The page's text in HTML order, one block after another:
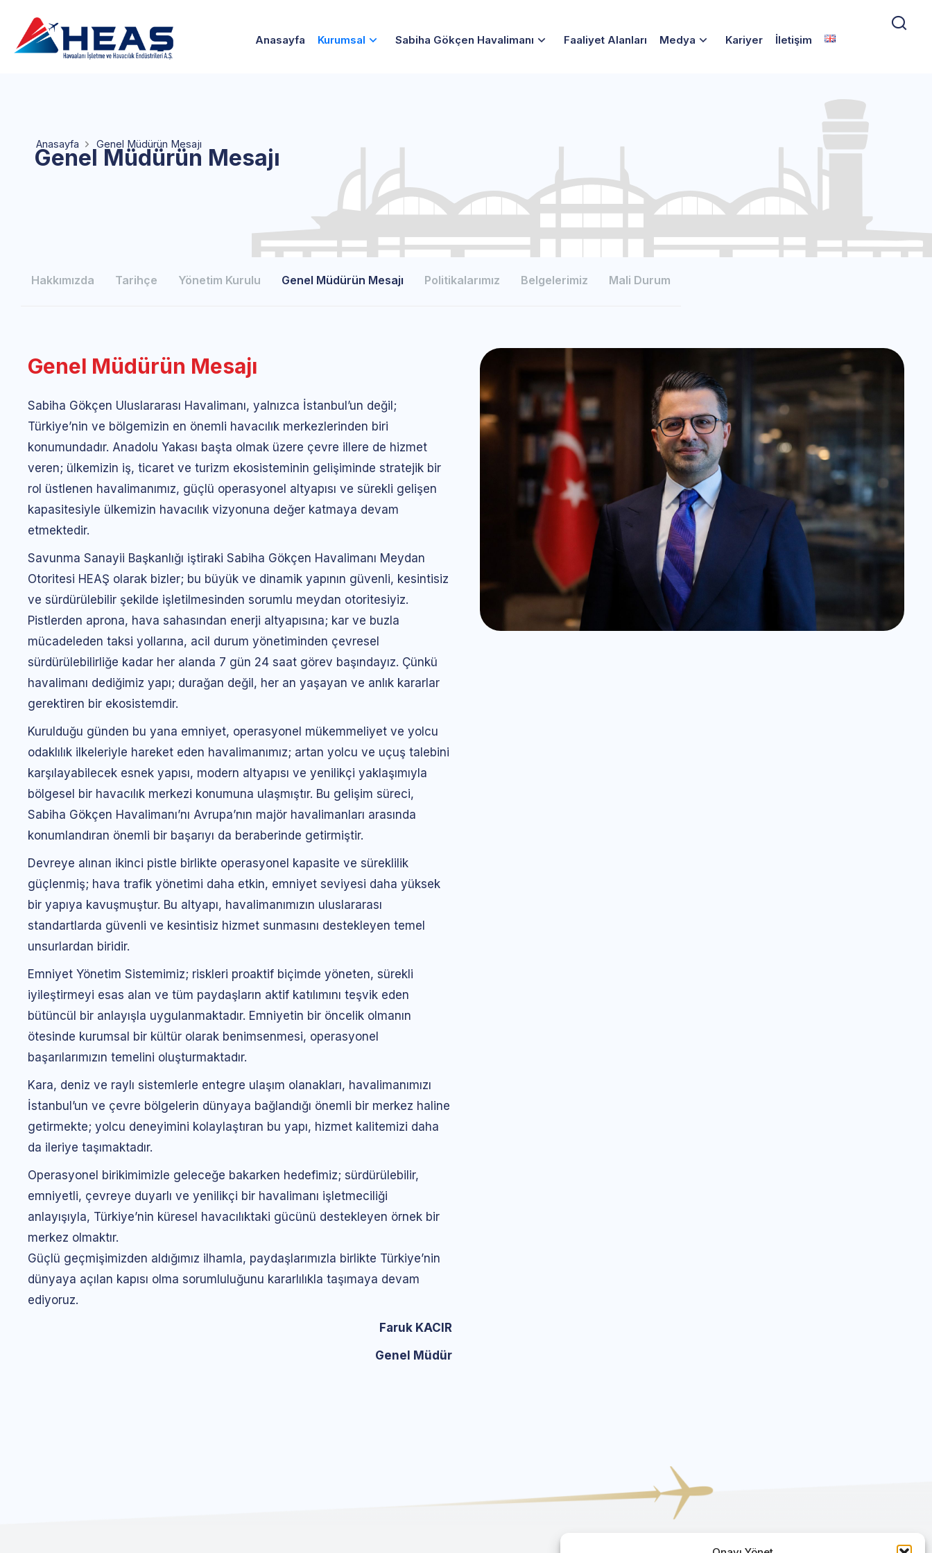
Anasayfa Kurumsal Sabiha Gökçen Havalimanı Faaliyet Alanları Medya Kariyer İletişim
Anasayfa Genel Müdürün Mesajı
Genel Müdürün Mesajı
Hakkımızda Tarihçe Yönetim Kurulu Genel Müdürün Mesajı Politikalarımız Belgelerimiz Mali Durum
Genel Müdürün Mesajı
Sabiha Gökçen Uluslararası Havalimanı, yalnızca İstanbul’un değil;
Türkiye’nin ve bölgemizin en önemli havacılık merkezlerinden biri
konumundadır. Anadolu Yakası başta olmak üzere çevre illere de hizmet
veren; ülkemizin iş, ticaret ve turizm ekosisteminin gelişiminde stratejik bir
rol üstlenen havalimanımız, güçlü operasyonel altyapısı ve sürekli gelişen
kapasitesiyle ülkemizin havacılık vizyonuna değer katmaya devam
etmektedir.
Savunma Sanayii Başkanlığı iştiraki Sabiha Gökçen Havalimanı Meydan
Otoritesi HEAŞ olarak bizler; bu büyük ve dinamik yapının güvenli, kesintisiz
ve sürdürülebilir şekilde işletilmesinden sorumlu meydan otoritesiyiz.
Pistlerden aprona, hava sahasından enerji altyapısına; kar ve buzla
mücadeleden taksi yollarına, acil durum yönetiminden çevresel
sürdürülebilirliğe kadar her alanda 7 gün 24 saat görev başındayız. Çünkü
havalimanı dediğimiz yapı; durağan değil, her an yaşayan ve anlık kararlar
gerektiren bir ekosistemdir.
Kurulduğu günden bu yana emniyet, operasyonel mükemmeliyet ve yolcu
odaklılık ilkeleriyle hareket eden havalimanımız; artan yolcu ve uçuş talebini
karşılayabilecek esnek yapısı, modern altyapısı ve yenilikçi yaklaşımıyla
bölgesel bir havacılık merkezi konumuna ulaşmıştır. Bu gelişim süreci,
Sabiha Gökçen Havalimanı’nı Avrupa’nın majör havalimanları arasında
konumlandıran önemli bir başarıyı da beraberinde getirmiştir.
Devreye alınan ikinci pistle birlikte operasyonel kapasite ve süreklilik
güçlenmiş; hava trafik yönetimi daha etkin, emniyet seviyesi daha yüksek
bir yapıya kavuşmuştur. Bu altyapı, havalimanımızın uluslararası
standartlarda güvenli ve kesintisiz hizmet sunmasını destekleyen temel
unsurlardan biridir.
Emniyet Yönetim Sistemimiz; riskleri proaktif biçimde yöneten, sürekli
iyileştirmeyi esas alan ve tüm paydaşların aktif katılımını teşvik eden
bütüncül bir anlayışla uygulanmaktadır. Emniyetin bir öncelik olmanın
ötesinde kurumsal bir kültür olarak benimsenmesi, operasyonel
başarılarımızın temelini oluşturmaktadır.
Kara, deniz ve raylı sistemlerle entegre ulaşım olanakları, havalimanımızı
İstanbul’un ve çevre bölgelerin dünyaya bağlandığı önemli bir merkez haline
getirmekte; yolcu deneyimini kolaylaştıran bu yapı, hizmet kalitemizi daha
da ileriye taşımaktadır.
Operasyonel birikimimizle geleceğe bakarken hedefimiz; sürdürülebilir,
emniyetli, çevreye duyarlı ve yenilikçi bir havalimanı işletmeciliği
anlayışıyla, Türkiye’nin küresel havacılıktaki gücünü destekleyen örnek bir
merkez olmaktır.
Güçlü geçmişimizden aldığımız ilhamla, paydaşlarımızla birlikte Türkiye’nin
dünyaya açılan kapısı olma sorumluluğunu kararlılıkla taşımaya devam
ediyoruz.
Faruk KACIR
Genel Müdür